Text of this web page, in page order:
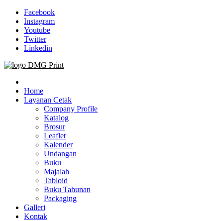
Facebook
Instagram
Youtube
Twitter
Linkedin
Jasa Cetak Online DMG Printing
Home
Layanan Cetak
Company Profile
Katalog
Brosur
Leaflet
Kalender
Undangan
Buku
Majalah
Tabloid
Buku Tahunan
Packaging
Galleri
Kontak